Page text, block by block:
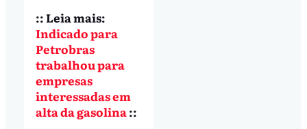
:: Leia mais:
Indicado para
Petrobras
trabalhou para
empresas
interessadas em
alta da gasolina::